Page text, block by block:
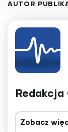
AUTOR
Redakcja
Zobacz